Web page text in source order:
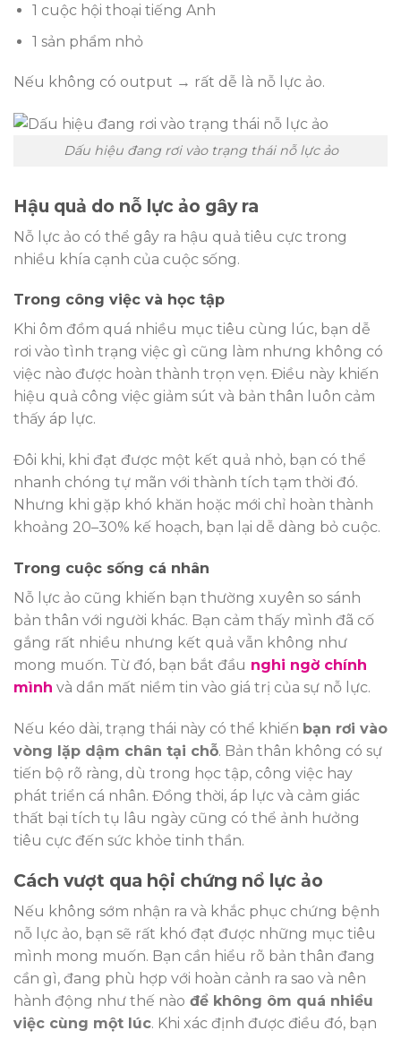
1 cuộc hội thoại tiếng Anh
1 sản phẩm nhỏ
Nếu không có output → rất dễ là nỗ lực ảo.
Dấu hiệu đang rơi vào trạng thái nỗ lực ảo
Hậu quả do nỗ lực ảo gây ra
Nỗ lực ảo có thể gây ra hậu quả tiêu cực trong
nhiều khía cạnh của cuộc sống.
Trong công việc và học tập
Khi ôm đồm quá nhiều mục tiêu cùng lúc, bạn dễ
rơi vào tình trạng việc gì cũng làm nhưng không có
việc nào được hoàn thành trọn vẹn. Điều này khiến
hiệu quả công việc giảm sút và bản thân luôn cảm
thấy áp lực.
Đôi khi, khi đạt được một kết quả nhỏ, bạn có thể
nhanh chóng tự mãn với thành tích tạm thời đó.
Nhưng khi gặp khó khăn hoặc mới chỉ hoàn thành
khoảng 20–30% kế hoạch, bạn lại dễ dàng bỏ cuộc.
Trong cuộc sống cá nhân
Nỗ lực ảo cũng khiến bạn thường xuyên so sánh
bản thân với người khác. Bạn cảm thấy mình đã cố
gắng rất nhiều nhưng kết quả vẫn không như
mong muốn. Từ đó, bạn bắt đầu nghi ngờ chính
mình và dần mất niềm tin vào giá trị của sự nỗ lực.
Nếu kéo dài, trạng thái này có thể khiến bạn rơi vào
vòng lặp dậm chân tại chỗ. Bản thân không có sự
tiến bộ rõ ràng, dù trong học tập, công việc hay
phát triển cá nhân. Đồng thời, áp lực và cảm giác
thất bại tích tụ lâu ngày cũng có thể ảnh hưởng
tiêu cực đến sức khỏe tinh thần.
Cách vượt qua hội chứng nổ lực ảo
Nếu không sớm nhận ra và khắc phục chứng bệnh
nỗ lực ảo, bạn sẽ rất khó đạt được những mục tiêu
mình mong muốn. Bạn cần hiểu rõ bản thân đang
cần gì, đang phù hợp với hoàn cảnh ra sao và nên
hành động như thế nào để không ôm quá nhiều
việc cùng một lúc. Khi xác định được điều đó, bạn